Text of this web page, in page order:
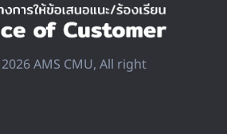
AMS CMU, All right